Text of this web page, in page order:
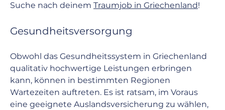
Suche nach deinem Traumjob in Griechenland!
Gesundheitsversorgung
Obwohl das Gesundheitssystem in Griechenland
qualitativ hochwertige Leistungen erbringen
kann, können in bestimmten Regionen
Wartezeiten auftreten. Es ist ratsam, im Voraus
eine geeignete Auslandsversicherung zu wählen,